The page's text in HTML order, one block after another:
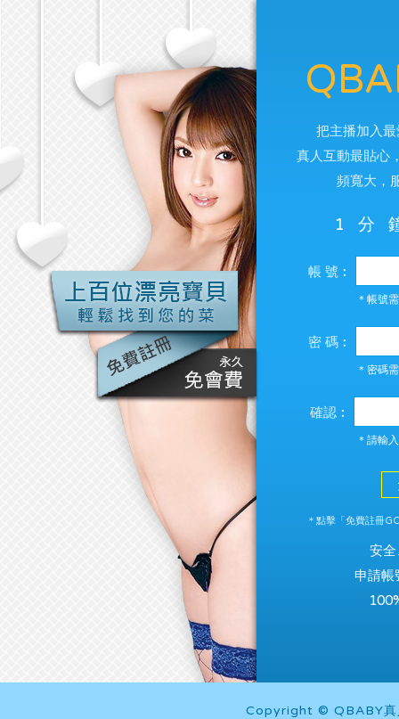
把主播加入
真人互動最貼心
頻寬大，
1分
帳 號︰
＊帳號
密 碼︰
＊密碼
確認︰
＊請輸
＊點擊「免費註冊
安
申請帳
Copyright © QBABY